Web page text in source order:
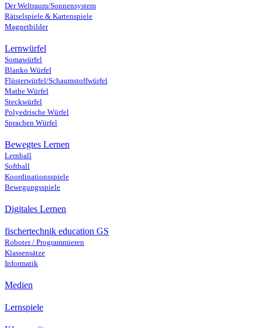
Der Weltraum/Sonnensystem
Rätselspiele & Kartenspiele
Magnetbilder
Lernwürfel
Somawürfel
Blanko Würfel
Flüsterwürfel/Schaumstoffwürfel
Mathe Würfel
Steckwürfel
Polyedrische Würfel
Sprachen Würfel
Bewegtes Lernen
Lernball
Softball
Koordinationsspiele
Bewegungsspiele
Digitales Lernen
fischertechnik education GS
Roboter / Programmieren
Klassensätze
Informatik
Medien
Lernspiele